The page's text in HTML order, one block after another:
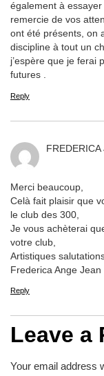
également à
remercie de vos
ont été présents, on
discipline à tout un
j’espère que je ferai
futures .
Reply
FREDERICA
Merci beaucoup,
Celà fait plaisir que
le club des 300,
Je vous achèterai
votre club,
Artistiques
Frederica Ange Jean
Reply
Leave a
Your email address